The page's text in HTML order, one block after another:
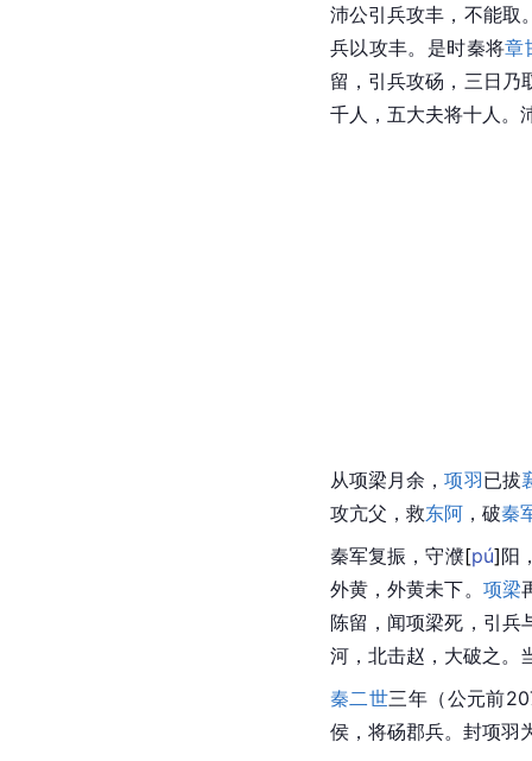
沛公引兵攻丰，不能取
兵以攻丰。是时秦将章
留，引兵攻砀，三日乃
千人，五大夫将十人。
从项梁月余，项羽已拔
攻亢父，救东阿 ，破秦
秦军复振，守濮[pú]阳
外黄，外黄未下。 项梁
陈留 ，闻项梁死，引
河，北击赵，大破之。
秦二世三年（公元前
侯 ，将砀郡兵。封项羽